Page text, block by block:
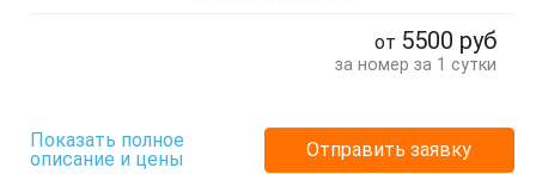
от 5500 руб
за номер за 1 сутки
Показать полное
описание и цены
Отправить заявку